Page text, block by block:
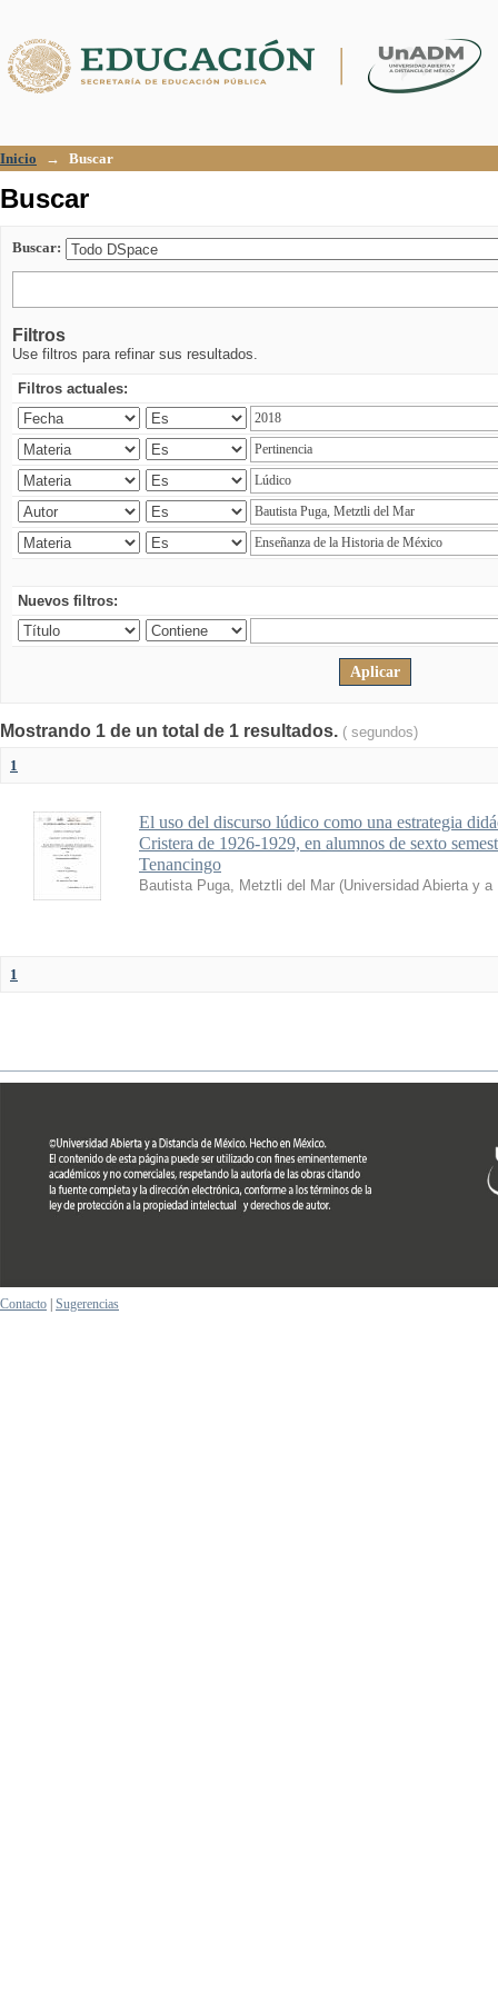
Inicio → Buscar
Buscar
Buscar:
Filtros
Use filtros para refinar sus resultados.
Filtros actuales:
Nuevos filtros:
Mostrando 1 de un total de 1 resultados. ( segundos)
1
El uso del discurso lúdico como una estrategia
Cristera de 1926-1929, en alumnos de sexto
Tenancingo
Bautista Puga, Metztli del Mar (Universidad Abierta y
1
Contacto Sugerencias